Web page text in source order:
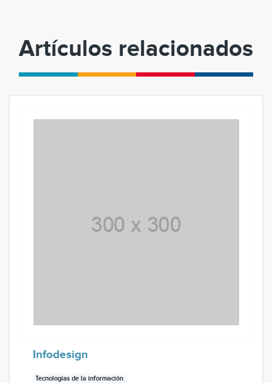
Artículos relacionados
Infodesign
Tecnologías de la información